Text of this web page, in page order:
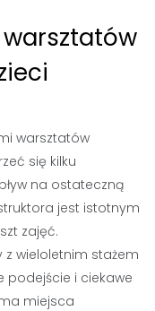
warsztatów
warsztatów
się kilku
na ostateczną
jest istotnym
zajęć.
z wieloletnim stażem
podejście i ciekawe
miejsca